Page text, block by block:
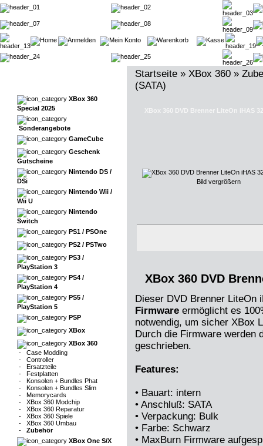
XBox 360
Special 2025
Sonderangebote
GameCube
Geschenk
Gutscheine
Nintendo DS /
DSi
Nintendo Wii /
Wii U
Nintendo
Switch
PS1 / PSOne
PS2 / PSTwo
PS3 /
PlayStation 3
PS4 /
PlayStation 4
PS5 /
PlayStation 5
PSP
XBox
XBox 360
- Case Modding
- Controller
- Ersatzteile
- Festplatten
- Konsolen + Bundles Phat
- Konsolen + Bundles Slim
- Memorycards
- XBox 360 Modchip
- XBox 360 Reparatur
- XBox 360 Spiele
- XBox 360 Umbau
- Zubehör
XBox One S/X
Startseite » XBox 360 »
(SATA)
XBox 360 DVD Brenner LiteOn iHAS
Bild vergrößern
XBox 360 DVD
Dieser DVD Brenner
Firmware ermöglicht es
notwendig, um sicher XBox
Durch die Firmware werden
geschrieben.
Features:
• Bauart: intern
• Anschluß: SATA
• Verpackung: Bulk
• Farbe: Schwarz
• MaxBurn Firmware